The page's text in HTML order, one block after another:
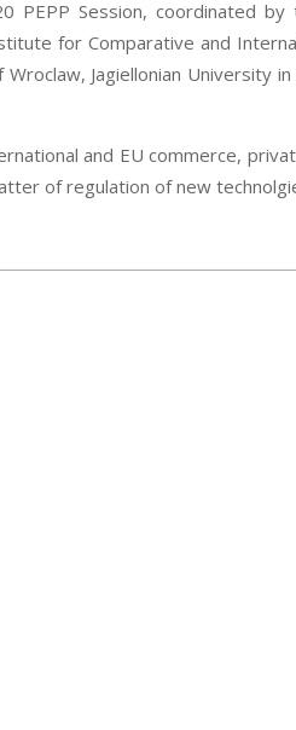
PEPP Session, coordinated
for Comparative and
Jagiellonian University
and EU commerce,
of regulation of new